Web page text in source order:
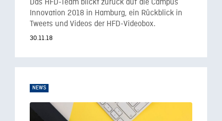
Das HFD-Team blickt zurück auf die Campus
Innovation 2018 in Hamburg, ein Rückblick in
Tweets und Videos der HFD-Videobox.
30.11.18
NEWS